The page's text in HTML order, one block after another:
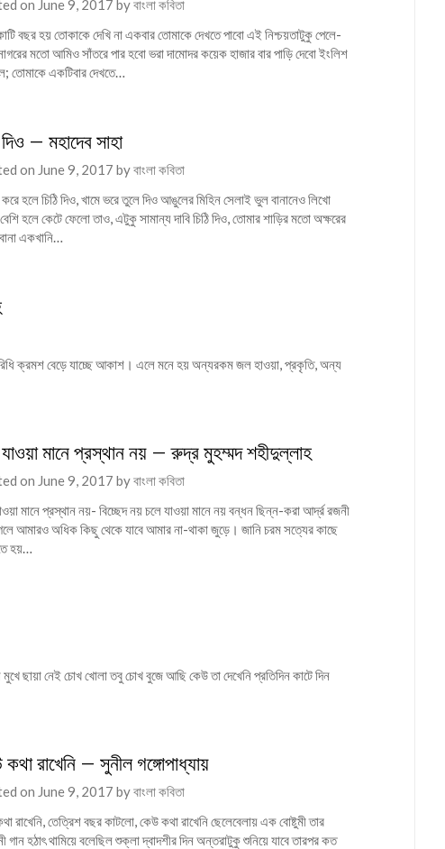
on June 9, 2017 byবাংলা কবিতা
বছর হয় তোকাকে দেখি না একবার তোমাকে দেখতে পাবো এই নিশ্চয়তাটুকু পেলে-
মতো আমিও সাঁতরে পার হবো ভরা দামোদর কয়েক হাজার বার পাড়ি দেবো ইংলিশ
তোমাকে একটিবার দেখতে…
দিও – মহাদেব সাহা
on June 9, 2017 byবাংলা কবিতা
হলে চিঠি দিও, খামে ভরে তুলে দিও আঙুলের মিহিন সেলাই ভুল বানানেও লিখো
হলে কেটে ফেলো তাও, এটুকু সামান্য দাবি চিঠি দিও, তোমার শাড়ির মতো অক্ষরের
একখানি…
ক্রমশ বেড়ে যাচ্ছে আকাশ। এলে মনে হয় অন্যরকম জল হাওয়া, প্রকৃতি, অন্য
মানে প্রস্থান নয় – রুদ্র মুহম্মদ শহীদুল্লাহ
on June 9, 2017 byবাংলা কবিতা
মানে প্রস্থান নয়- বিচ্ছেদ নয় চলে যাওয়া মানে নয় বন্ধন ছিন্ন-করা আর্দ্র রজনী
আমারও অধিক কিছু থেকে যাবে আমার না-থাকা জুড়ে। জানি চরম সত্যের কাছে
হয়…
ছায়া নেই চোখ খোলা তবু চোখ বুজে আছি কেউ তা দেখেনি প্রতিদিন কাটে দিন
রাখেনি – সুনীল গঙ্গোপাধ্যায়
on June 9, 2017 byবাংলা কবিতা
রাখেনি, তেত্রিশ বছর কাটলো, কেউ কথা রাখেনি ছেলেবেলায় এক বোষ্টুমী তার
গান হঠাৎ থামিয়ে বলেছিল শুক্লা দ্বাদশীর দিন অন্তরাটুকু শুনিয়ে যাবে তারপর কত